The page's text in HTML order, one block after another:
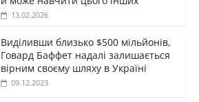
13.02.2026
Виділивши близько $500 мільйонів,
Говард Баффет надалі залишається
вірним своєму шляху в Україні
09.12.2023